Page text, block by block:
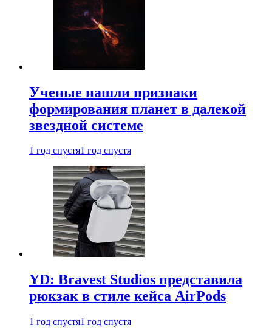
Ученые нашли признаки
формирования планет в далекой
звездной системе
1 год спустя1 год спустя
YD: Bravest Studios представила
рюкзак в стиле кейса AirPods
1 год спустя1 год спустя